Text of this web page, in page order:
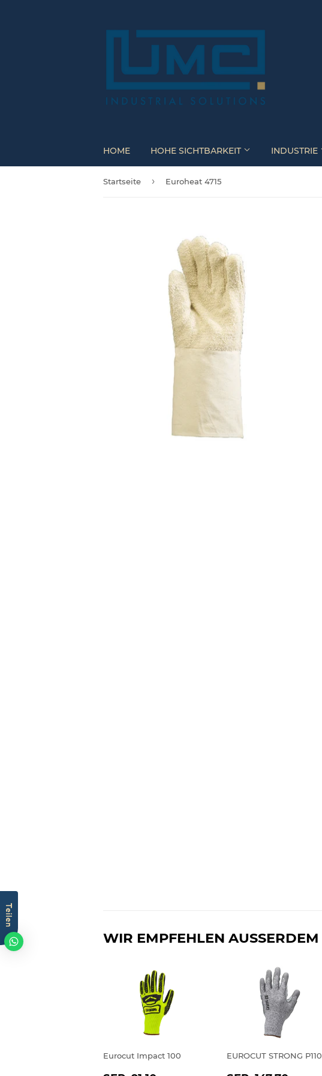
HOME HOHE SICHTBARKEIT INDUSTRIE
Startseite › Euroheat 4715
WIR EMPFEHLEN AUSSERDEM
Eurocut Impact 100 EUROCUT STRONG P110
Teilen